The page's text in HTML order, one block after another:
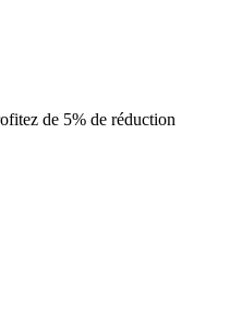
de 5% de réduction